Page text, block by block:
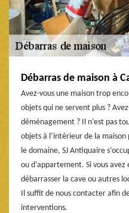
Débarras de maison à
Avez-vous une maison trop
objets qui ne servent plus ?
déménagement ? Il n’est pas
objets à l’intérieur de la
le domaine, SJ Antiquaire
ou d’appartement. Si vous
débarrasser la cave ou autres
Il suffit de nous contacter afin
interventions.